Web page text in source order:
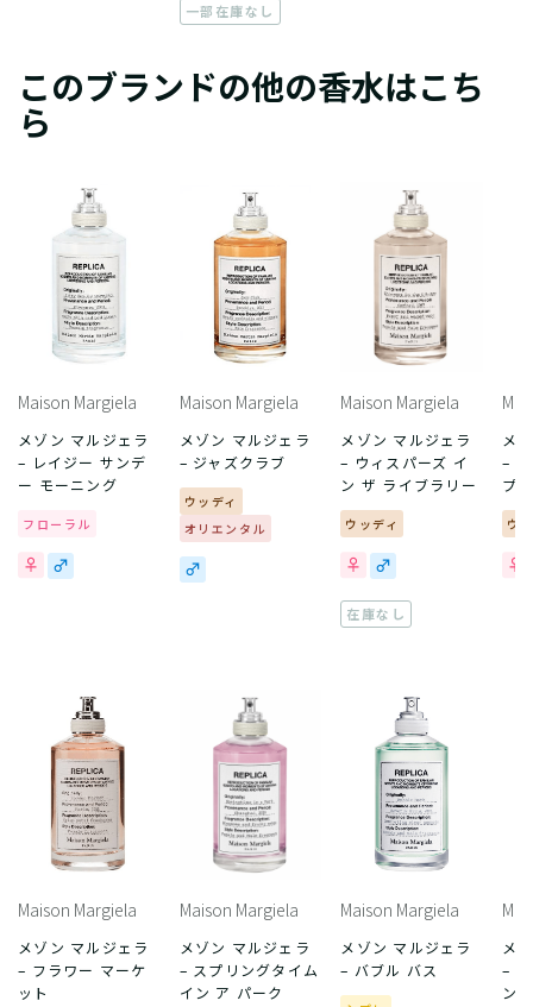
一部在庫なし
このブランドの他の香水はこち
ら
Maison Margiela
メゾン マルジェラ
– レイジー サンデ
ー モーニング
フローラル
Maison Margiela
メゾン マルジェラ
– ジャズクラブ
ウッディ
オリエンタル
Maison Margiela
メゾン マルジェラ
– ウィスパーズ イ
ン ザ ライブラリー
ウッディ
在庫なし
メ
–
プ
ウ
Maison Margiela
メゾン マルジェラ
– フラワー マーケ
ット
Maison Margiela
メゾン マルジェラ
– スプリングタイム
イン ア パーク
Maison Margiela
メゾン マルジェラ
– バブル バス
メ
–
ン